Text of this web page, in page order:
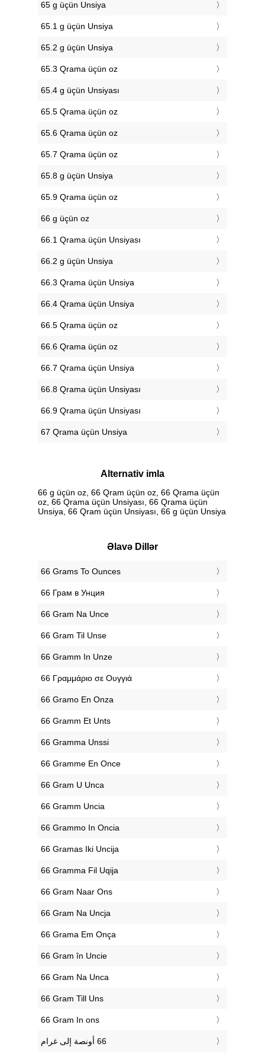
65 g üçün Unsiya
65.1 g üçün Unsiya
65.2 g üçün Unsiya
65.3 Qrama üçün oz
65.4 g üçün Unsiyası
65.5 Qrama üçün oz
65.6 Qrama üçün oz
65.7 Qrama üçün oz
65.8 g üçün Unsiya
65.9 Qrama üçün oz
66 g üçün oz
66.1 Qrama üçün Unsiyası
66.2 g üçün Unsiya
66.3 Qrama üçün Unsiya
66.4 Qrama üçün Unsiya
66.5 Qrama üçün oz
66.6 Qrama üçün oz
66.7 Qrama üçün Unsiya
66.8 Qrama üçün Unsiyası
66.9 Qrama üçün Unsiyası
67 Qrama üçün Unsiya
Alternativ imla
66 g üçün oz, 66 Qram üçün oz, 66 Qrama üçün
oz, 66 Qrama üçün Unsiyası, 66 Qrama üçün
Unsiya, 66 Qram üçün Unsiyası, 66 g üçün Unsiya
Əlavə Dillər
‎66 Grams To Ounces
‎66 Грам в Унция
‎66 Gram Na Unce
‎66 Gram Til Unse
‎66 Gramm In Unze
‎66 Γραμμάριο σε Ουγγιά
‎66 Gramo En Onza
‎66 Gramm Et Unts
‎66 Gramma Unssi
‎66 Gramme En Once
‎66 Gram U Unca
‎66 Gramm Uncia
‎66 Grammo In Oncia
‎66 Gramas Iki Uncija
‎66 Gramma Fil Uqija
‎66 Gram Naar Ons
‎66 Gram Na Uncja
‎66 Grama Em Onça
‎66 Gram în Uncie
‎66 Gram Na Unca
‎66 Gram Till Uns
‎66 Gram In ons